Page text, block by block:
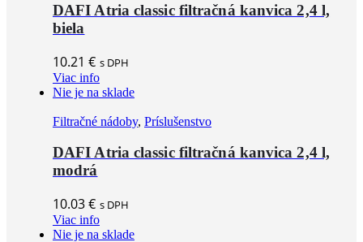
DAFI Atria classic filtračná kanvica 2,4 l,
biela
10.21€ s DPH
Viac info
Nie je na sklade
Filtračné nádoby, Príslušenstvo
DAFI Atria classic filtračná kanvica 2,4 l,
modrá
10.03€ s DPH
Viac info
Nie je na sklade